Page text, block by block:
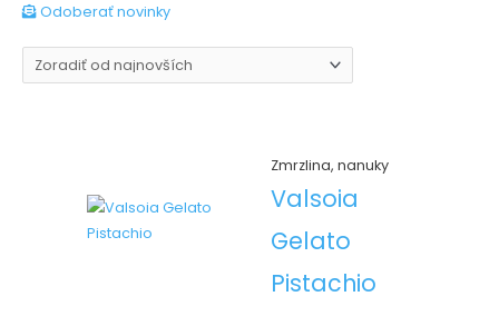
Odoberať novinky
Zmrzlina, nanuky
Valsoia
Gelato
Pistachio